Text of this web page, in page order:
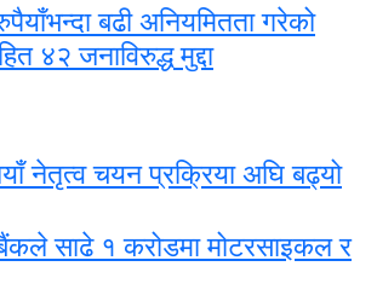
बढी अनियमितता गरेको
४२ जनाविरुद्ध मुद्दा
नेतृत्व चयन प्रक्रिया अघि बढ्यो
बैंकले साढे १ करोडमा मोटरसाइकल र